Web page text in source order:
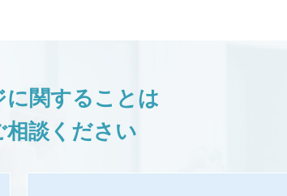
関することは
相談ください